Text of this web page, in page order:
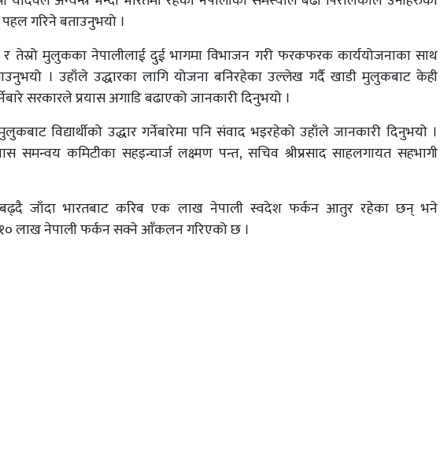
गरिने बताउनुभयो ।
र तेस्रो मुलुकका नेपालीलाई दुई भागमा विभाजन गरी फरकफरक कार्ययोजनाका साथ
। उहाँले उद्धारका लागि योजना बनिरहेका उल्लेख गर्दै खाडी मुलुकबाट केही
सरकारले प्रयास अगाडि बढाएको जानकारी दिनुभयो ।
विद्यार्थीको उद्धार गर्नेबारेमा पनि संवाद भइरहेको उहाँले जानकारी दिनुभयो ।
समन्वय कमिटीका सहइन्चार्ज लक्ष्मण पन्त, सचिव श्रीप्रसाद साहलगायत सहभागी
जाँदा भारतबाट करिब एक लाख नेपाली स्वदेश फर्कन आतुर रहेका छन् भने
लाख नेपाली फर्कन सक्ने आँकलन गरिएको छ ।